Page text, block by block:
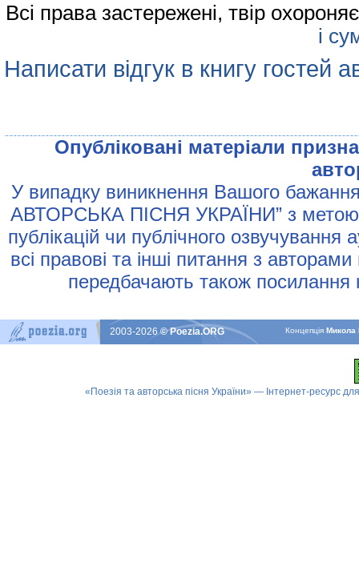
Всі права застережені, твір
і
Написати відгук в книгу гостей
Опублiкованi матерiали
У випадку виникнення Вашого
АВТОРСЬКА ПIСНЯ УКРАЇНИ” з метою
публiкацiй чи публiчного
всi правовi та iншi питання з
передбачають також
КонцепцiяМикола
2003-2026© Poezia.ORG
«Поезія та авторська пісня України» — Інтернет-ресурс